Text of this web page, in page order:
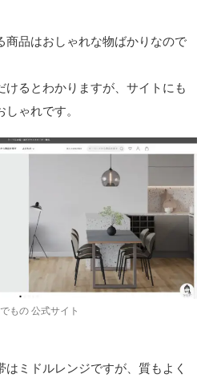
商品はおしゃれな物ばかりなので
るとわかりますが、サイトにも
ゃれです。
もの 公式サイト
ミドルレンジですが、質もよく